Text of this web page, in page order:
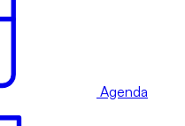
Agenda